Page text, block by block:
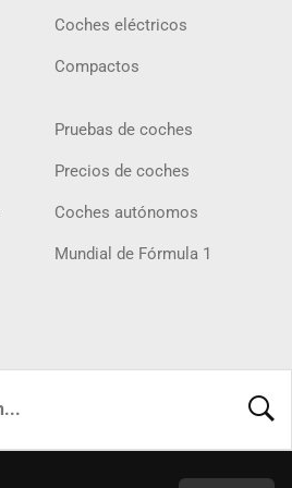
Coches eléctricos
Compactos
Pruebas de coches
Precios de coches
Coches autónomos
Mundial de Fórmula 1